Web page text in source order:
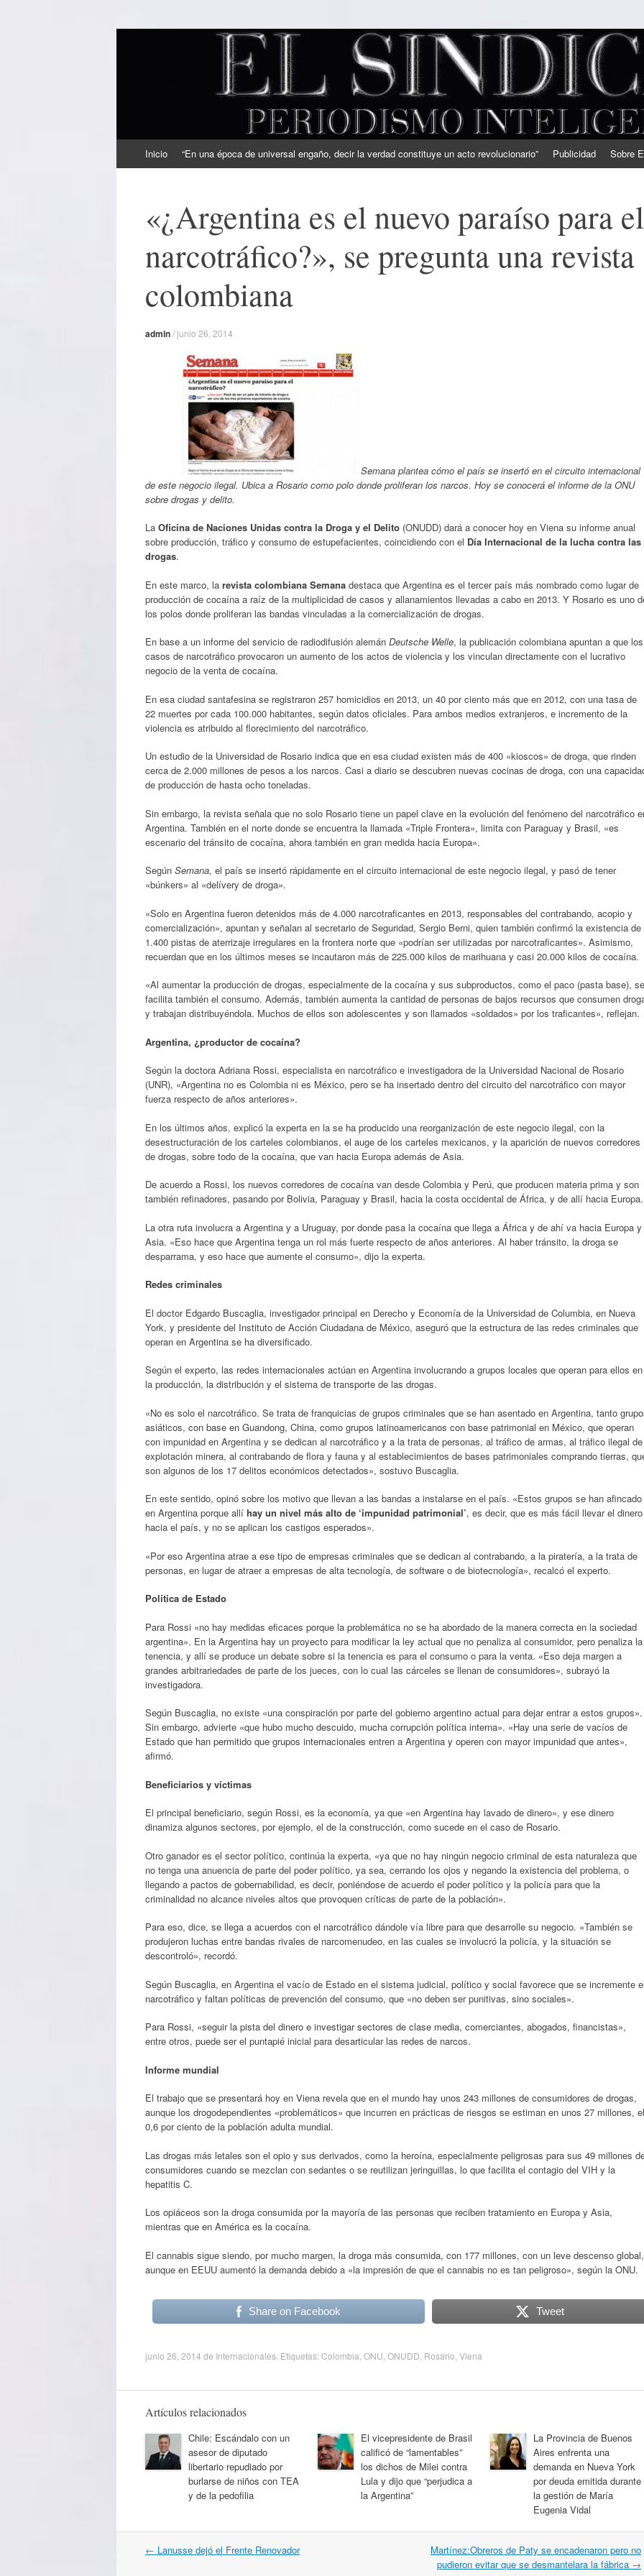
EL SINDICAL
Periodismo Inteligente
al
Inicio “En una época de universal engaño, decir la verdad constituye un acto revolucionario” Publicidad Sobre
«¿Argentina es el nuevo paraíso para el
narcotráfico?», se pregunta una revista
colombiana
admin/junio 26, 2014
Semana plantea cómo el país se insertó en el circuito internacional
de este negocio ilegal. Ubica a Rosario como polo donde proliferan los narcos. Hoy se conocerá el informe de la ONU
sobre drogas y delito.
La Oficina de Naciones Unidas contra la Droga y el Delito (ONUDD) dará a conocer hoy en Viena su informe anual
sobre producción, tráfico y consumo de estupefacientes, coincidiendo con el Día Internacional de la lucha contra las
drogas.
En este marco, la revista colombiana Semana destaca que Argentina es el tercer país más nombrado como lugar de
producción de cocaína a raíz de la multiplicidad de casos y allanamientos llevadas a cabo en 2013. Y Rosario es uno
los polos donde proliferan las bandas vinculadas a la comercialización de drogas.
En base a un informe del servicio de radiodifusión alemán Deutsche Welle, la publicación colombiana apuntan a que los
casos de narcotráfico provocaron un aumento de los actos de violencia y los vinculan directamente con el lucrativo
negocio de la venta de cocaína.
En esa ciudad santafesina se registraron 257 homicidios en 2013, un 40 por ciento más que en 2012, con una tasa de
22 muertes por cada 100.000 habitantes, según datos oficiales. Para ambos medios extranjeros, e incremento de la
violencia es atribuido al florecimiento del narcotráfico.
Un estudio de la Universidad de Rosario indica que en esa ciudad existen más de 400 «kioscos» de droga, que rinden
cerca de 2.000 millones de pesos a los narcos. Casi a diario se descubren nuevas cocinas de droga, con una
de producción de hasta ocho toneladas.
Sin embargo, la revista señala que no solo Rosario tiene un papel clave en la evolución del fenómeno del narcotráfico
Argentina. También en el norte donde se encuentra la llamada «Triple Frontera», limita con Paraguay y Brasil, «es
escenario del tránsito de cocaína, ahora también en gran medida hacia Europa».
Según Semana, el país se insertó rápidamente en el circuito internacional de este negocio ilegal, y pasó de tener
«búnkers» al «delívery de droga».
«Solo en Argentina fueron detenidos más de 4.000 narcotraficantes en 2013, responsables del contrabando, acopio y
comercialización», apuntan y señalan al secretario de Seguridad, Sergio Berni, quien también confirmó la existencia de
1.400 pistas de aterrizaje irregulares en la frontera norte que «podrían ser utilizadas por narcotraficantes». Asimismo,
recuerdan que en los últimos meses se incautaron más de 225.000 kilos de marihuana y casi 20.000 kilos de cocaína.
«Al aumentar la producción de drogas, especialmente de la cocaína y sus subproductos, como el paco (pasta base), se
facilita también el consumo. Además, también aumenta la cantidad de personas de bajos recursos que consumen
y trabajan distribuyéndola. Muchos de ellos son adolescentes y son llamados «soldados» por los traficantes», reflejan.
Argentina, ¿productor de cocaína?
Según la doctora Adriana Rossi, especialista en narcotráfico e investigadora de la Universidad Nacional de Rosario
(UNR), «Argentina no es Colombia ni es México, pero se ha insertado dentro del circuito del narcotráfico con mayor
fuerza respecto de años anteriores».
En los últimos años, explicó la experta en la se ha producido una reorganización de este negocio ilegal, con la
desestructuración de los carteles colombianos, el auge de los carteles mexicanos, y la aparición de nuevos corredores
de drogas, sobre todo de la cocaína, que van hacia Europa además de Asia.
De acuerdo a Rossi, los nuevos corredores de cocaína van desde Colombia y Perú, que producen materia prima y son
también refinadores, pasando por Bolivia, Paraguay y Brasil, hacia la costa occidental de África, y de allí hacia Europa.
La otra ruta involucra a Argentina y a Uruguay, por donde pasa la cocaína que llega a África y de ahí va hacia Europa y
Asia. «Eso hace que Argentina tenga un rol más fuerte respecto de años anteriores. Al haber tránsito, la droga se
desparrama, y eso hace que aumente el consumo», dijo la experta.
Redes criminales
El doctor Edgardo Buscaglia, investigador principal en Derecho y Economía de la Universidad de Columbia, en Nueva
York, y presidente del Instituto de Acción Ciudadana de México, aseguró que la estructura de las redes criminales que
operan en Argentina se ha diversificado.
Según el experto, las redes internacionales actúan en Argentina involucrando a grupos locales que operan para ellos en
la producción, la distribución y el sistema de transporte de las drogas.
«No es solo el narcotráfico. Se trata de franquicias de grupos criminales que se han asentado en Argentina, tanto
asiáticos, con base en Guandong, China, como grupos latinoamericanos con base patrimonial en México, que operan
con impunidad en Argentina y se dedican al narcotráfico y a la trata de personas, al tráfico de armas, al tráfico ilegal de
explotación minera, al contrabando de flora y fauna y al establecimientos de bases patrimoniales comprando tierras,
son algunos de los 17 delitos económicos detectados», sostuvo Buscaglia.
En este sentido, opinó sobre los motivo que llevan a las bandas a instalarse en el país. «Estos grupos se han afincado
en Argentina porque allí hay un nivel más alto de ‘impunidad patrimonial’, es decir, que es más fácil llevar el dinero
hacia el país, y no se aplican los castigos esperados».
«Por eso Argentina atrae a ese tipo de empresas criminales que se dedican al contrabando, a la piratería, a la trata de
personas, en lugar de atraer a empresas de alta tecnología, de software o de biotecnología», recalcó el experto.
Política de Estado
Para Rossi «no hay medidas eficaces porque la problemática no se ha abordado de la manera correcta en la sociedad
argentina». En la Argentina hay un proyecto para modificar la ley actual que no penaliza al consumidor, pero penaliza la
tenencia, y allí se produce un debate sobre si la tenencia es para el consumo o para la venta. «Eso deja margen a
grandes arbitrariedades de parte de los jueces, con lo cual las cárceles se llenan de consumidores», subrayó la
investigadora.
Según Buscaglia, no existe «una conspiración por parte del gobierno argentino actual para dejar entrar a estos grupos».
Sin embargo, advierte «que hubo mucho descuido, mucha corrupción política interna». «Hay una serie de vacíos de
Estado que han permitido que grupos internacionales entren a Argentina y operen con mayor impunidad que antes»,
afirmó.
Beneficiarios y víctimas
El principal beneficiario, según Rossi, es la economía, ya que «en Argentina hay lavado de dinero», y ese dinero
dinamiza algunos sectores, por ejemplo, el de la construcción, como sucede en el caso de Rosario.
Otro ganador es el sector político, continúa la experta, «ya que no hay ningún negocio criminal de esta naturaleza que
no tenga una anuencia de parte del poder político, ya sea, cerrando los ojos y negando la existencia del problema, o
llegando a pactos de gobernabilidad, es decir, poniéndose de acuerdo el poder político y la policía para que la
criminalidad no alcance niveles altos que provoquen críticas de parte de la población».
Para eso, dice, se llega a acuerdos con el narcotráfico dándole vía libre para que desarrolle su negocio. «También se
produjeron luchas entre bandas rivales de narcomenudeo, en las cuales se involucró la policía, y la situación se
descontroló», recordó.
Según Buscaglia, en Argentina el vacío de Estado en el sistema judicial, político y social favorece que se incremente
narcotráfico y faltan políticas de prevención del consumo, que «no deben ser punitivas, sino sociales».
Para Rossi, «seguir la pista del dinero e investigar sectores de clase media, comerciantes, abogados, financistas»,
entre otros, puede ser el puntapié inicial para desarticular las redes de narcos.
Informe mundial
El trabajo que se presentará hoy en Viena revela que en el mundo hay unos 243 millones de consumidores de drogas,
aunque los drogodependientes «problemáticos» que incurren en prácticas de riesgos se estiman en unos 27 millones, el
0,6 por ciento de la población adulta mundial.
Las drogas más letales son el opio y sus derivados, como la heroína, especialmente peligrosas para sus 49 millones
consumidores cuando se mezclan con sedantes o se reutilizan jeringuillas, lo que facilita el contagio del VIH y la
hepatitis C.
Los opiáceos son la droga consumida por la mayoría de las personas que reciben tratamiento en Europa y Asia,
mientras que en América es la cocaína.
El cannabis sigue siendo, por mucho margen, la droga más consumida, con 177 millones, con un leve descenso global,
aunque en EEUU aumentó la demanda debido a «la impresión de que el cannabis no es tan peligroso», según la ONU.
Share on Facebook Tweet
junio 26, 2014 de Internacionales . Etiquetas:Colombia ONU ONUDD Rosario Viena
Artículos relacionados
Chile: Escándalo con un
asesor de diputado
libertario repudiado por
burlarse de niños con TEA
y de la pedofilia
El vicepresidente de Brasil
calificó de “lamentables”
los dichos de Milei contra
Lula y dijo que “perjudica a
la Argentina”
La Provincia de Buenos
Aires enfrenta una
demanda en Nueva York
por deuda emitida durante
la gestión de María
Eugenia Vidal
Navegación
← Lanusse dejó el Frente Renovador
Martínez:Obreros de Paty se encadenaron pero no
pudieron evitar que se desmantelara la fábrica →